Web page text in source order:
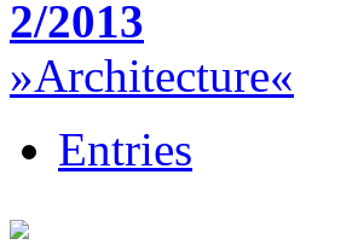
2/2013
»Architecture«
Entries